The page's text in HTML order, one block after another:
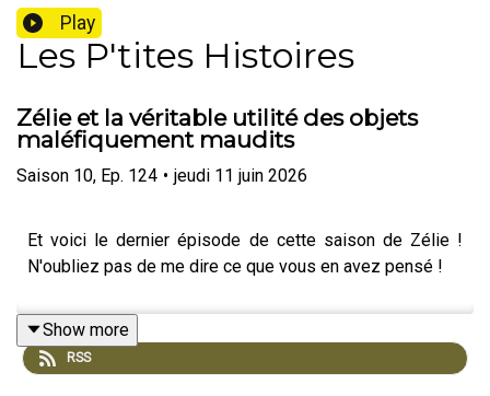
Play
Les P'tites Histoires
Zélie et la véritable utilité des objets
maléfiquement maudits
Saison 10, Ep. 124 • jeudi 11 juin 2026
Et voici le dernier épisode de cette saison de Zélie !
N'oubliez pas de me dire ce que vous en avez pensé !
Show more
RSS